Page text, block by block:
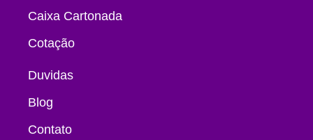
Caixa Cartonada
Cotação
Duvidas
Blog
Contato